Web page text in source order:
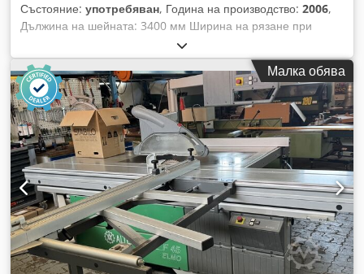
Състояние: употребяван, Година на производство: 2006,
Дължина на шейната: 3400 мм Ширина на рязане при
надлъжен ограничител: 1350 мм Ширина на рязане при
напречен ограничител: 3200 мм Дълбочина на рязане: 170
мм Предрезач: да Регулиране височина на триона:
електрическо Накланяне на триона: електрическо
Регулиране на надлъжния ограничител: ръчно Регулиране
на напречния ограничител: ръчно Показване на ъгъла на
триона: цифров дисплей Показване на височината на
рязане: цифров дисплей Показване на надлъжния
ограничител: цифров дисплей Показване на мерната скала
на напречния линеал: скала Диаметър на трионовото
острие: 500 мм Обороти: 4 степени Мощност на мотора:
5,5 кВт Cedpfx Ajyhgitefwjrf Вход за изсмукване: 80 и 120
мм Дължина на машината: 3600 мм Ширина на машината:
2200 мм Тегло: 1200 кг
Малка обява